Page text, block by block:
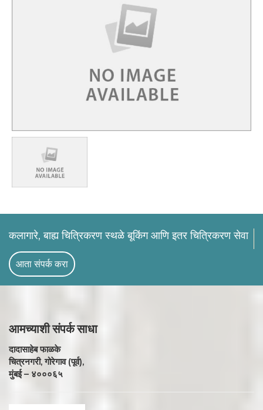
कलागारे, बाह्य चित्रिकरण स्थळे बूकिंग आणि इतर चित्रिकरण सेवा
आता संपर्क करा
आमच्याशीसंपर्क साधा
दादासाहेब फाळके
चित्रनगरी, गोरेगाव (पूर्व),
मुंबई – ४०००६५